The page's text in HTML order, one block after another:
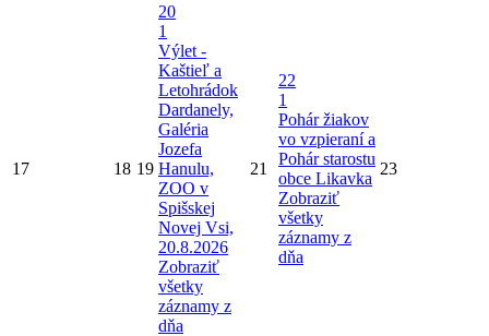
17 18 19
20
1
Výlet -
Kaštieľ a
Letohrádok
Dardanely,
Galéria
Jozefa
Hanulu,
ZOO v
Spišskej
Novej Vsi,
20.8.2026
Zobraziť
všetky
záznamy z
dňa
21
22
1
Pohár žiakov
vo vzpieraní a
Pohár starostu
obce Likavka
Zobraziť
všetky
záznamy z
dňa
23